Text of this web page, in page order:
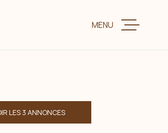
MENU
LES 3 ANNONCES